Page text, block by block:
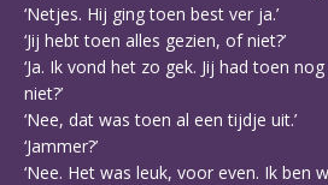
‘Netjes. Hij ging toen best ver ja.’
‘Jij hebt toen alles gezien, of niet?’
‘Ja. Ik vond het zo gek. Jij had toen
niet?’
‘Nee, dat was toen al een tijdje uit.’
‘Jammer?’
‘Nee. Het was leuk, voor even. Ik ben